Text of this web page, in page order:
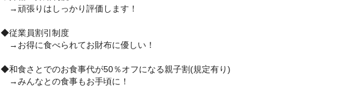
→頑張りはしっかり評価します！
◆従業員割引制度
→お得に食べられてお財布に優しい！
◆和食さとでのお食事代が50％オフになる親子割(規定有り)
→みんなとの食事もお手頃に！